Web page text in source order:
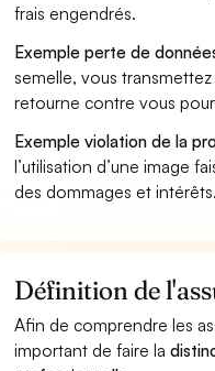
frais engendrés.
Exemple perte de
semelle, vous
retourne contre vous
Exemple violation de la
l’utilisation d’une image
des dommages et intérêts.
Définition de
Afin de comprendre les
important de faire la